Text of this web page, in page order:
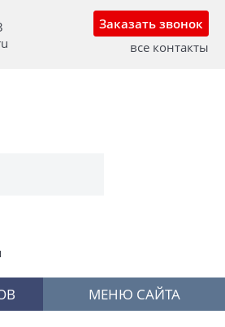
Заказать звонок
все контакты
МЕНЮ САЙТА